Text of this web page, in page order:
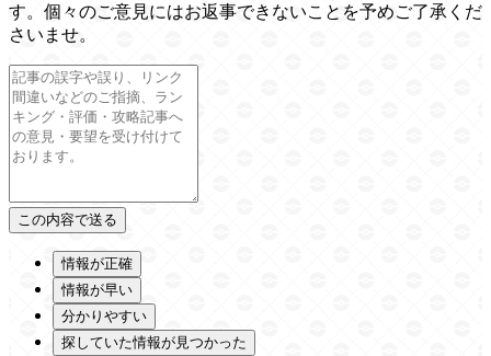
す。個々のご意見にはお返事できないことを予めご了承くだ
さいませ。
情報が正確
情報が早い
分かりやすい
探していた情報が見つかった